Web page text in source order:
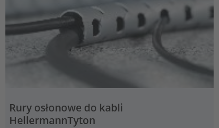
Rury osłonowe do kabli
HellermannTyton